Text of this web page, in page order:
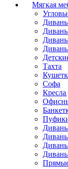
Мягкая
Тахта
Софа
Кресла